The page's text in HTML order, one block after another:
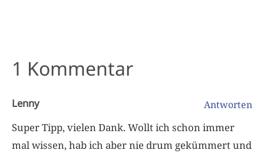
1 Kommentar
Lenny Antworten
Super Tipp, vielen Dank. Wollt ich schon immer
mal wissen, hab ich aber nie drum gekümmert und